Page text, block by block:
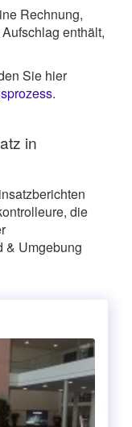
Rechnung,
enthält,
Sie hier
.
in
die
& Umgebung